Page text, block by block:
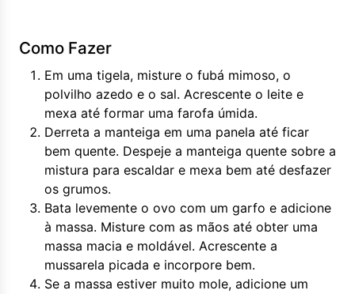
Como Fazer
Em uma tigela, misture o fubá mimoso, o
polvilho azedo e o sal. Acrescente o leite e
mexa até formar uma farofa úmida.
Derreta a manteiga em uma panela até ficar
bem quente. Despeje a manteiga quente sobre a
mistura para escaldar e mexa bem até desfazer
os grumos.
Bata levemente o ovo com um garfo e adicione
à massa. Misture com as mãos até obter uma
massa macia e moldável. Acrescente a
mussarela picada e incorpore bem.
Se a massa estiver muito mole, adicione um